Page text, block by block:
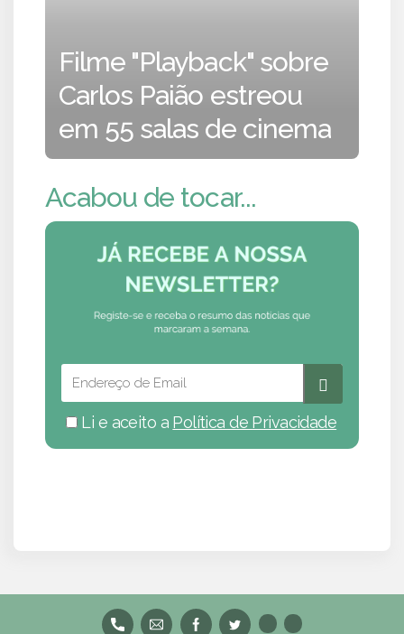
Filme "Playback" sobre
Carlos Paião estreou
em 55 salas de cinema
Acabou de tocar...
Li e aceito a Política de Privacidade